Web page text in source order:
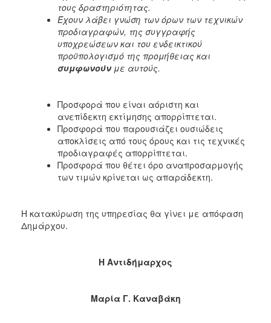
τους δραστηριότητας.
Έχουν λάβει γνώση των όρων των τεχνικών
προδιαγραφών, της συγγραφής
υποχρεώσεων και του ενδεικτικού
προϋπολογισμό της προμήθειας και
συμφωνούν με αυτούς.
Προσφορά που είναι αόριστη και
ανεπίδεκτη εκτίμησης απορρίπτεται.
Προσφορά που παρουσιάζει ουσιώδεις
αποκλίσεις από τους όρους και τις τεχνικές
προδιαγραφές απορρίπτεται.
Προσφορά που θέτει όρο αναπροσαρμογής
των τιμών κρίνεται ως απαράδεκτη.
Η κατακύρωση της υπηρεσίας θα γίνει με απόφαση
Δημάρχου.
Η Αντιδήμαρχος
Μαρία Γ. Καναβάκη